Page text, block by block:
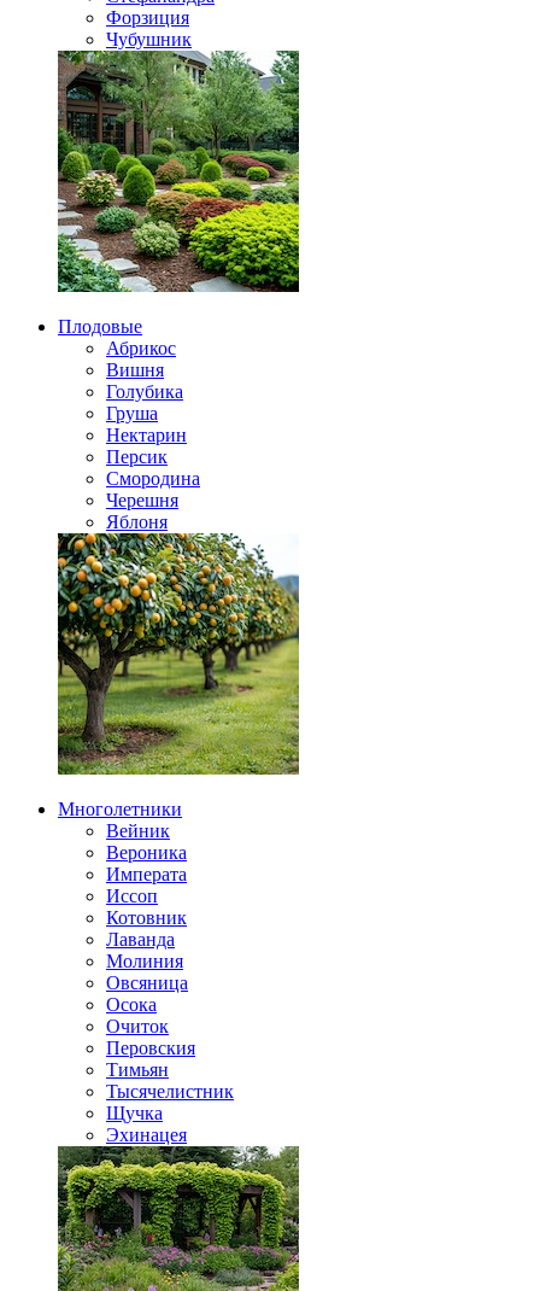
Форзиция
Чубушник
Плодовые
Абрикос
Вишня
Голубика
Груша
Нектарин
Персик
Смородина
Черешня
Яблоня
Многолетники
Вейник
Вероника
Императа
Иссоп
Котовник
Лаванда
Молиния
Овсяница
Осока
Очиток
Перовския
Тимьян
Тысячелистник
Щучка
Эхинацея